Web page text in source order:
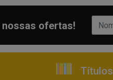
ofertas!
Títulos